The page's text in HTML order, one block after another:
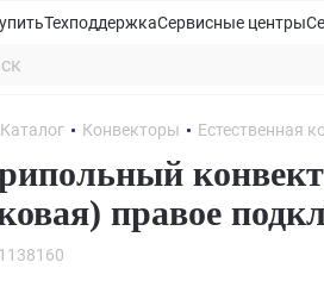
ТехподдержкаСервисные центры
Каталог Конвекторы Естественная
правое